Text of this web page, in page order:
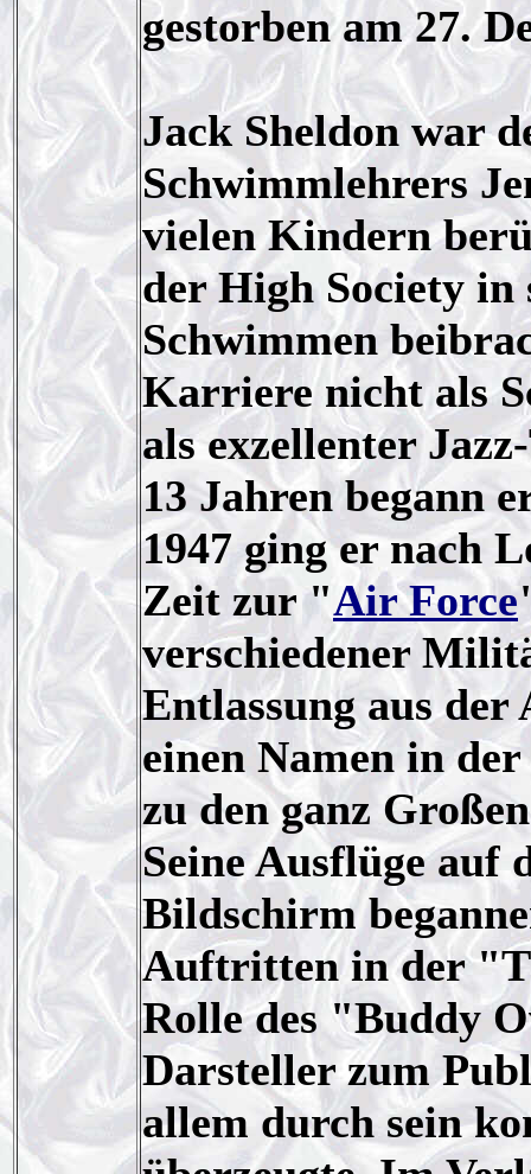
gestorben am 27.
Jack Sheldon war
Schwimmlehrers
vielen Kindern
der High Society in
Schwimmen
Karriere nicht als
als exzellenter
13 Jahren begann
1947 ging er nach
Zeit zur "Air Force
verschiedener
Entlassung aus der
einen Namen in
zu den ganz
Seine Ausflüge auf
Bildschirm
Auftritten in der
Rolle des "Buddy
Darsteller zum
allem durch sein